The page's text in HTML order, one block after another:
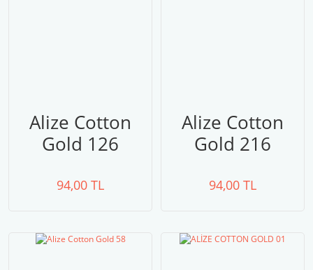
Alize Cotton
Gold 126
94,00 TL
Alize Cotton
Gold 216
94,00 TL